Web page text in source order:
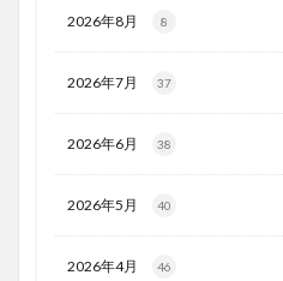
2026年8月 8
2026年7月 37
2026年6月 38
2026年5月 40
2026年4月 46